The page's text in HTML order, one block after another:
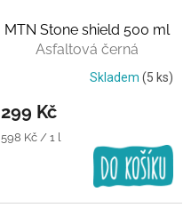
MTN Stone shield 500 ml
Asfaltová černá
Skladem (5 ks)
299 Kč
Měrná
598 Kč / 1 l